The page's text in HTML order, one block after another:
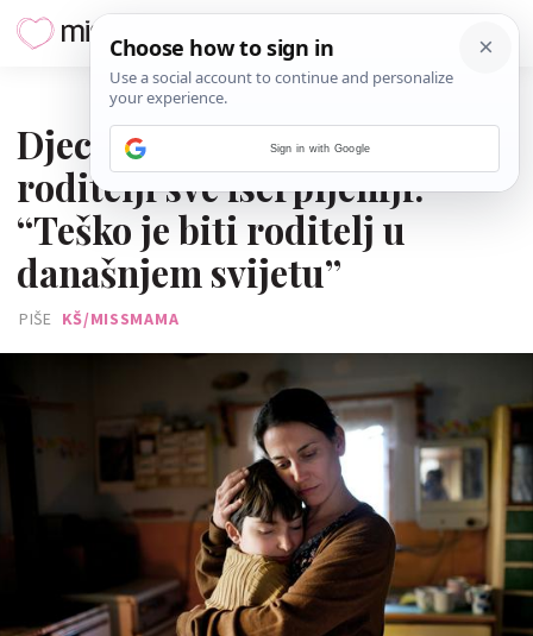
Djeca su sve tjeskobnija, a
roditelji sve iscrpljeniji:
“Teško je biti roditelj u
današnjem svijetu”
PIŠE KŠ/MISSMAMA
Sign in with Google